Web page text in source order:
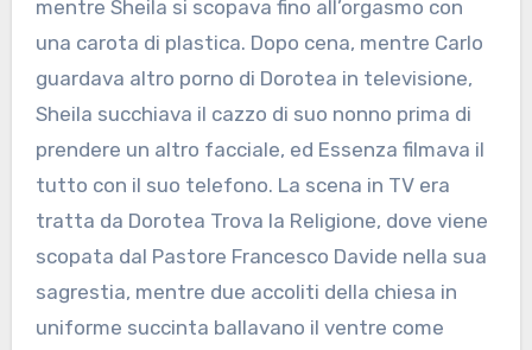
mentre Sheila si scopava fino all’orgasmo con
una carota di plastica. Dopo cena, mentre Carlo
guardava altro porno di Dorotea in televisione,
Sheila succhiava il cazzo di suo nonno prima di
prendere un altro facciale, ed Essenza filmava il
tutto con il suo telefono. La scena in TV era
tratta da Dorotea Trova la Religione, dove viene
scopata dal Pastore Francesco Davide nella sua
sagrestia, mentre due accoliti della chiesa in
uniforme succinta ballavano il ventre come